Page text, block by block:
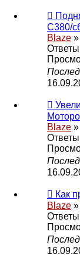
C380/
Blaze
Blaze
Как
Blaze